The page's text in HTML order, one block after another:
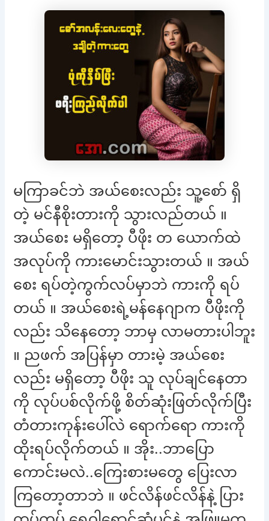
မကြာခင်ဘဲ အယ်စေးလည်း သူ့စော် ရှိ
တဲ့ မင်နီစိုးတားကို သွားလည်တယ် ။
အယ်စေး မရှိတော့ ပီဖိုး တ ယောက်ထဲ
အလုပ်ကို ကားမောင်းသွားတယ် ။ အယ်
စေး ရပ်တဲ့ကွက်လပ်မှာဘဲ ကားကို ရပ်
တယ် ။ အယ်စေးရဲ့မန်နေဂျာက ပီဖိုးကို
လည်း သိနေတော့ ဘာမှ လာမတားပါဘူး
။ ညဖက် အပြန်မှာ တားမဲ့ အယ်စေး
လည်း မရှိတော့ ပီဖိုး သူ လုပ်ချင်နေတာ
ကို လုပ်ပစ်လိုက်ဖို့ စိတ်ဆုံးဖြတ်လိုက်ပြီး
တံတားကုန်းပေါ်လဲ ရောက်ရော ကားကို
ထိုးရပ်လိုက်တယ် ။ အိုး..ဘာပြော
ကောင်းမလဲ..ကြေးစားမတွေ ပြေးလာ
ကြတော့တာဘဲ ။ ဖင်လိန်ဖင်လိန်နဲ့ ပြား